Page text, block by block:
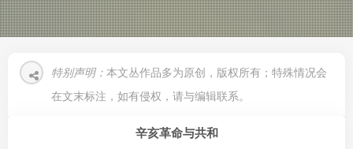
特别声明： 本文丛作品多为原创，版权所有；特殊情况会
在文末标注，如有侵权，请与编辑联系。
辛亥革命与共和